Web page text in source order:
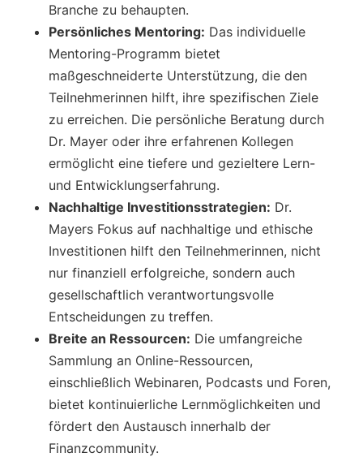
Branche zu behaupten.
Persönliches Mentoring: Das individuelle
Mentoring-Programm bietet
maßgeschneiderte Unterstützung, die den
Teilnehmerinnen hilft, ihre spezifischen Ziele
zu erreichen. Die persönliche Beratung durch
Dr. Mayer oder ihre erfahrenen Kollegen
ermöglicht eine tiefere und gezieltere Lern-
und Entwicklungserfahrung.
Nachhaltige Investitionsstrategien: Dr.
Mayers Fokus auf nachhaltige und ethische
Investitionen hilft den Teilnehmerinnen, nicht
nur finanziell erfolgreiche, sondern auch
gesellschaftlich verantwortungsvolle
Entscheidungen zu treffen.
Breite an Ressourcen: Die umfangreiche
Sammlung an Online-Ressourcen,
einschließlich Webinaren, Podcasts und Foren,
bietet kontinuierliche Lernmöglichkeiten und
fördert den Austausch innerhalb der
Finanzcommunity.